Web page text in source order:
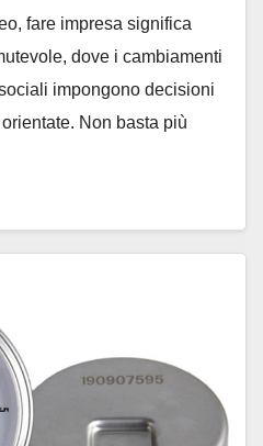
fare impresa significa
dove i cambiamenti
impongono decisioni
Non basta più